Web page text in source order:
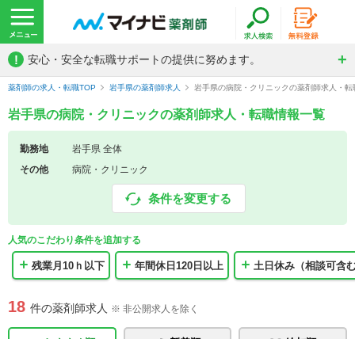
! 安心・安全な転職サポートの提供に努めます。
薬剤師の求人・転職TOP 岩手県の薬剤師求人 岩手県の病院・クリニックの薬剤師求人・転
岩手県の病院・クリニックの薬剤師求人・転職情報一覧
勤務地
岩手県 全体
その他
病院・クリニック
条件を変更する
人気のこだわり条件を追加する
残業月10ｈ以下 年間休日120日以上 土日休み（相談可含
18 件の薬剤師求人 ※ 非公開求人を除く